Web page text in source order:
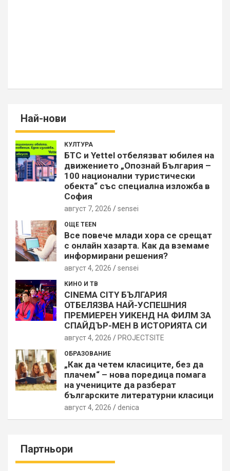
Най-нови
КУЛТУРА
БТС и Yettel отбелязват юбилея на
движението „Опознай България –
100 национални туристически
обекта“ със специална изложба в
София
август 7, 2026 sensei
ОЩЕ TEEN
Все повече млади хора се срещат
с онлайн хазарта. Как да вземаме
информирани решения?
август 4, 2026 sensei
КИНО И ТВ
CINEMA CITY БЪЛГАРИЯ
ОТБЕЛЯЗВА НАЙ-УСПЕШНИЯ
ПРЕМИЕРЕН УИКЕНД НА ФИЛМ ЗА
СПАЙДЪР-МЕН В ИСТОРИЯТА СИ
август 4, 2026 PROJECTSITЕ
ОБРАЗОВАНИЕ
„Как да четем класиците, без да
плачем“ – нова поредица помага
на учениците да разберат
българските литературни класици
август 4, 2026 denica
Партньори